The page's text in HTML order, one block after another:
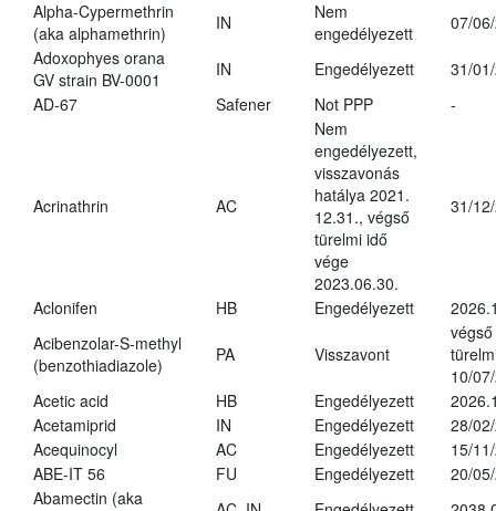
Alpha-Cypermethrin
(aka alphamethrin)
IN
Nem
engedélyezett
07/
Adoxophyes orana
GV strain BV-0001
IN Engedélyezett
31/
AD-67
Safener Not PPP -
Acrinathrin AC
Nem
engedélyezett,
visszavonás
hatálya 2021.
12.31., végső
türelmi idő
vége
2023.06.30.
31/
Aclonifen HB Engedélyezett
Acibenzolar-S-methyl
(benzothiadiazole)
PA Visszavont
végső
10/
Acetic acid
HB Engedélyezett
Acetamiprid
IN Engedélyezett
28/
Acequinocyl
AC Engedélyezett
15/
ABE-IT 56
FU Engedélyezett
20/
Abamectin (aka